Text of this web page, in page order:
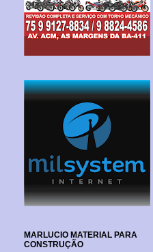
MARLUCIO MATERIAL PARA
CONSTRUÇÃO